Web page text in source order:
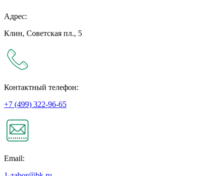
Адрес:
Клин, Советская пл., 5
Контактный телефон:
+7 (499) 322-96-65
Email: